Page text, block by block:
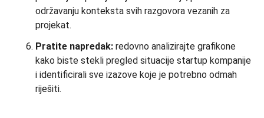
održavanju konteksta svih razgovora vezanih za
projekat.
Pratite napredak: redovno analizirajte grafikone
kako biste stekli pregled situacije startup kompanije
i identificirali sve izazove koje je potrebno odmah
riješiti.